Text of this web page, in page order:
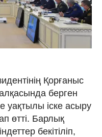
Қорғаныс
алқасында берген
уақтылы іске асыру
өтті. Барлық
бекітіліп,